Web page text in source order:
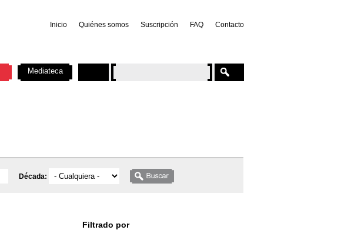
Inicio Quiénes somos Suscripción FAQ Contacto
Década:
Filtrado por
Mediateca